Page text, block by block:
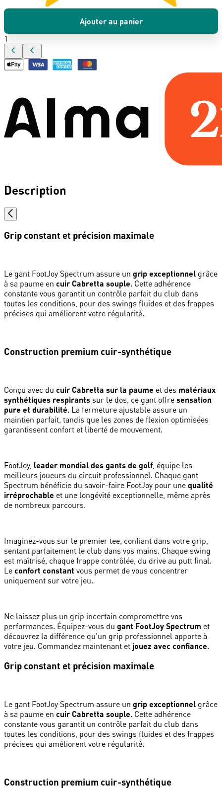
Ajouter au panier
1
Description
Grip constant et précision maximale
Le gant FootJoy Spectrum assure un grip exceptionnel grâce
à sa paume en cuir Cabretta souple. Cette adhérence
constante vous garantit un contrôle parfait du club dans
toutes les conditions, pour des swings fluides et des frappes
précises qui améliorent votre régularité.
Construction premium cuir-synthétique
Conçu avec du cuir Cabretta sur la paume et des matériaux
synthétiques respirants sur le dos, ce gant offre sensation
pure et durabilité. La fermeture ajustable assure un
maintien parfait, tandis que les zones de flexion optimisées
garantissent confort et liberté de mouvement.
FootJoy, leader mondial des gants de golf , équipe les
meilleurs joueurs du circuit professionnel. Chaque gant
Spectrum bénéficie du savoir-faire FootJoy pour une qualité
irréprochable et une longévité exceptionnelle, même après
de nombreux parcours.
Imaginez-vous sur le premier tee, confiant dans votre grip,
sentant parfaitement le club dans vos mains. Chaque swing
est maîtrisé, chaque frappe contrôlée, du drive au putt final.
Le confort constant vous permet de vous concentrer
uniquement sur votre jeu.
Ne laissez plus un grip incertain compromettre vos
performances. Équipez-vous du gant FootJoy Spectrum et
découvrez la différence qu'un grip professionnel apporte à
votre jeu. Commandez maintenant et jouez avec confiance.
Grip constant et précision maximale
Le gant FootJoy Spectrum assure un grip exceptionnel grâce
à sa paume en cuir Cabretta souple. Cette adhérence
constante vous garantit un contrôle parfait du club dans
toutes les conditions, pour des swings fluides et des frappes
précises qui améliorent votre régularité.
Construction premium cuir-synthétique